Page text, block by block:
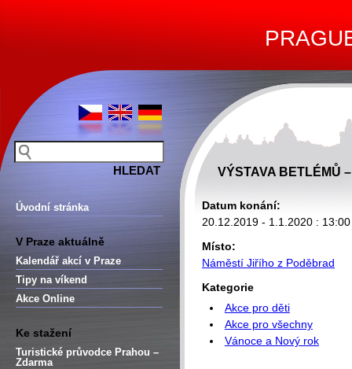
Úvodní stránka
V Praze aktuálně
Kalendář akcí v Praze
Tipy na víkend
Akce Online
Ke stažení
Turistické průvodce Prahou –
Zdarma
VÝSTAVA BETLÉMŮ
Datum konání:
20.12.2019 - 1.1.2020 :
Místo:
Náměstí Jiřího z Poděbrad
Kategorie
Akce pro děti
Akce pro všechny
Vánoce a Nový rok